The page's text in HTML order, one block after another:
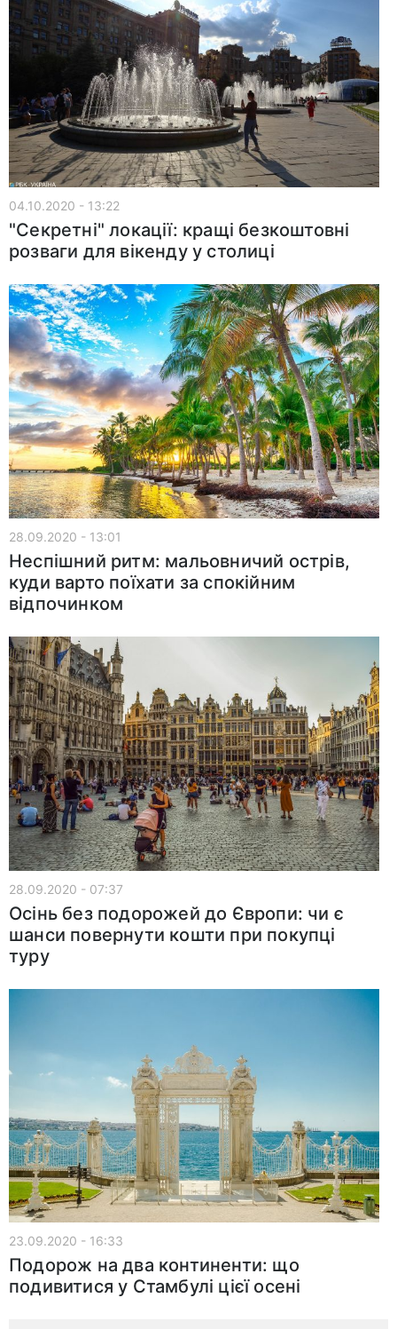
04.10.2020 - 13:22
"Секретні" локації: кращі безкоштовні
розваги для вікенду у столиці
28.09.2020 - 13:01
Неспішний ритм: мальовничий острів,
куди варто поїхати за спокійним
відпочинком
28.09.2020 - 07:37
Осінь без подорожей до Європи: чи є
шанси повернути кошти при покупці
туру
23.09.2020 - 16:33
Подорож на два континенти: що
подивитися у Стамбулі цієї осені